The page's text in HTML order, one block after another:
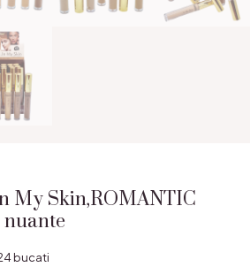
My Skin,ROMANTIC
bucati